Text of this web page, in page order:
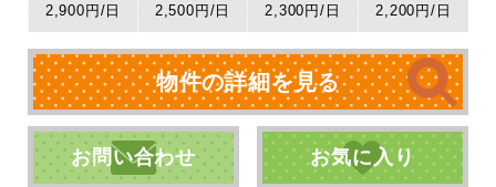
2,900円/日 2,500円/日 2,300円/日 2,200円/日
物件の詳細を見る
お問い合わせ お気に入り